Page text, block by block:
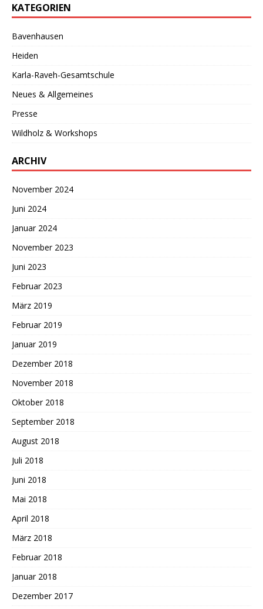
KATEGORIEN
Bavenhausen
Heiden
Karla-Raveh-Gesamtschule
Neues & Allgemeines
Presse
Wildholz & Workshops
ARCHIV
November 2024
Juni 2024
Januar 2024
November 2023
Juni 2023
Februar 2023
März 2019
Februar 2019
Januar 2019
Dezember 2018
November 2018
Oktober 2018
September 2018
August 2018
Juli 2018
Juni 2018
Mai 2018
April 2018
März 2018
Februar 2018
Januar 2018
Dezember 2017